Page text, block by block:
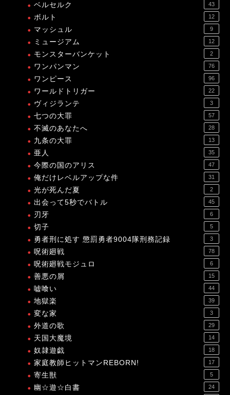
ベルセルク 43
ボルト 12
マッシュル 9
ミュージアム 12
モンスターバンケット 2
ワンパンマン 76
ワンピース 96
ワールドトリガー 22
ヴィジランテ 3
七つの大罪 57
不滅のあなたへ 28
九条の大罪 13
亜人 35
今際の国のアリス 47
俺だけレベルアップな件 31
光が死んだ夏 2
出会って5秒でバトル 45
刃牙 6
切子 5
勇者刑に処す 懲罰勇者9004隊刑務記録 3
呪術廻戦 78
呪術廻戦モジュロ 6
善悪の屑 15
嘘喰い 44
地獄楽 39
変な家 3
外道の歌 29
天国大魔境 14
奴隷遊戯 18
家庭教師ヒットマンREBORN! 17
寄生獣 5
幽☆遊☆白書 24